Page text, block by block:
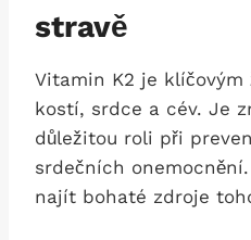
stravě
Vitamin K2 je
kostí, srdce a cév. Je
důležitou roli při
srdečních
najít bohaté zdroje